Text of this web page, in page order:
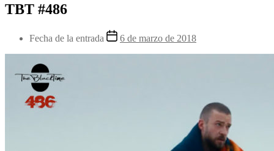
TBT #486
Fecha de la entrada 6 de marzo de 2018